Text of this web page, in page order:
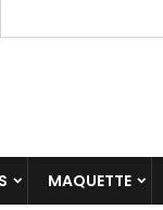
MAQUETTE